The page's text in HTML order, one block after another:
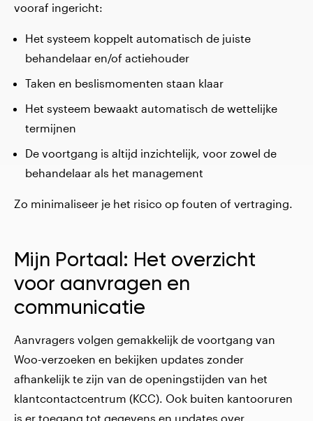
vooraf ingericht:
Het systeem koppelt automatisch de juiste
behandelaar en/of actiehouder
Taken en beslismomenten staan klaar
Het systeem bewaakt automatisch de wettelijke
termijnen
De voortgang is altijd inzichtelijk, voor zowel de
behandelaar als het management
Zo minimaliseer je het risico op fouten of vertraging.
Mijn Portaal: Het overzicht
voor aanvragen en
communicatie
Aanvragers volgen gemakkelijk de voortgang van
Woo-verzoeken en bekijken updates zonder
afhankelijk te zijn van de openingstijden van het
klantcontactcentrum (KCC). Ook buiten kantooruren
is er toegang tot gegevens en updates over